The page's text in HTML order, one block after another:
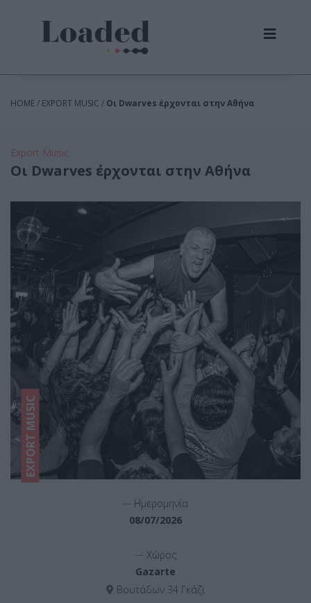
HOME / EXPORT MUSIC / Οι Dwarves έρχονται στην Αθήνα
Export Music
Οι Dwarves έρχονται στην Αθήνα
EXPORT MUSIC
Ημερομηνία
08/07/2026
Χώρος
Gazarte
Βουτάδων 34 Γκάζι